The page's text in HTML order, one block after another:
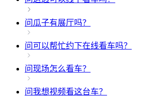
问 瓜子有展厅吗？
问可以帮忙约下在线看车吗？
问现场怎么看车？
问我想视频看这台车？